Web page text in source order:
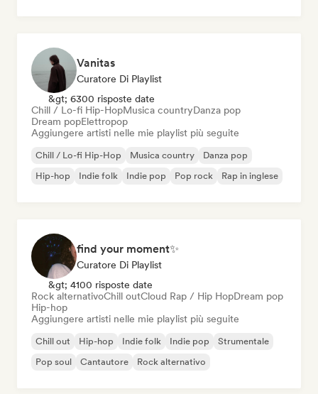
Vanitas
Curatore Di Playlist
&gt; 6300 risposte date
Chill / Lo-fi Hip-HopMusica countryDanza pop
Dream popElettropop
Aggiungere artisti nelle mie playlist più seguite
Chill / Lo-fi Hip-Hop Musica country
Danza pop
Hip-hop
Indie folk Indie pop Pop rock Rap in inglese
find your moment✨
Curatore Di Playlist
&gt; 4100 risposte date
Rock alternativoChill outCloud Rap / Hip HopDream pop
Hip-hop
Aggiungere artisti nelle mie playlist più seguite
Chill out Hip-hop Indie folk Indie pop
Strumentale
Pop soul
Cantautore Rock alternativo